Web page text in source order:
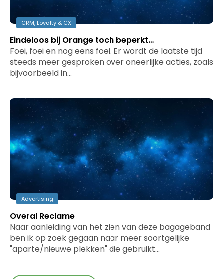
CRM, Loyalty & CX
Eindeloos bij Orange toch beperkt…
Foei, foei en nog eens foei. Er wordt de laatste tijd
steeds meer gesproken over oneerlijke acties, zoals
bijvoorbeeld in…
Advertising
Overal Reclame
Naar aanleiding van het zien van deze bagageband
ben ik op zoek gegaan naar meer soortgelijke
"aparte/nieuwe plekken" die gebruikt…